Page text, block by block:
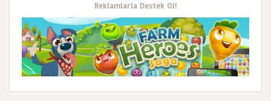
Reklamlarla Destek Ol!